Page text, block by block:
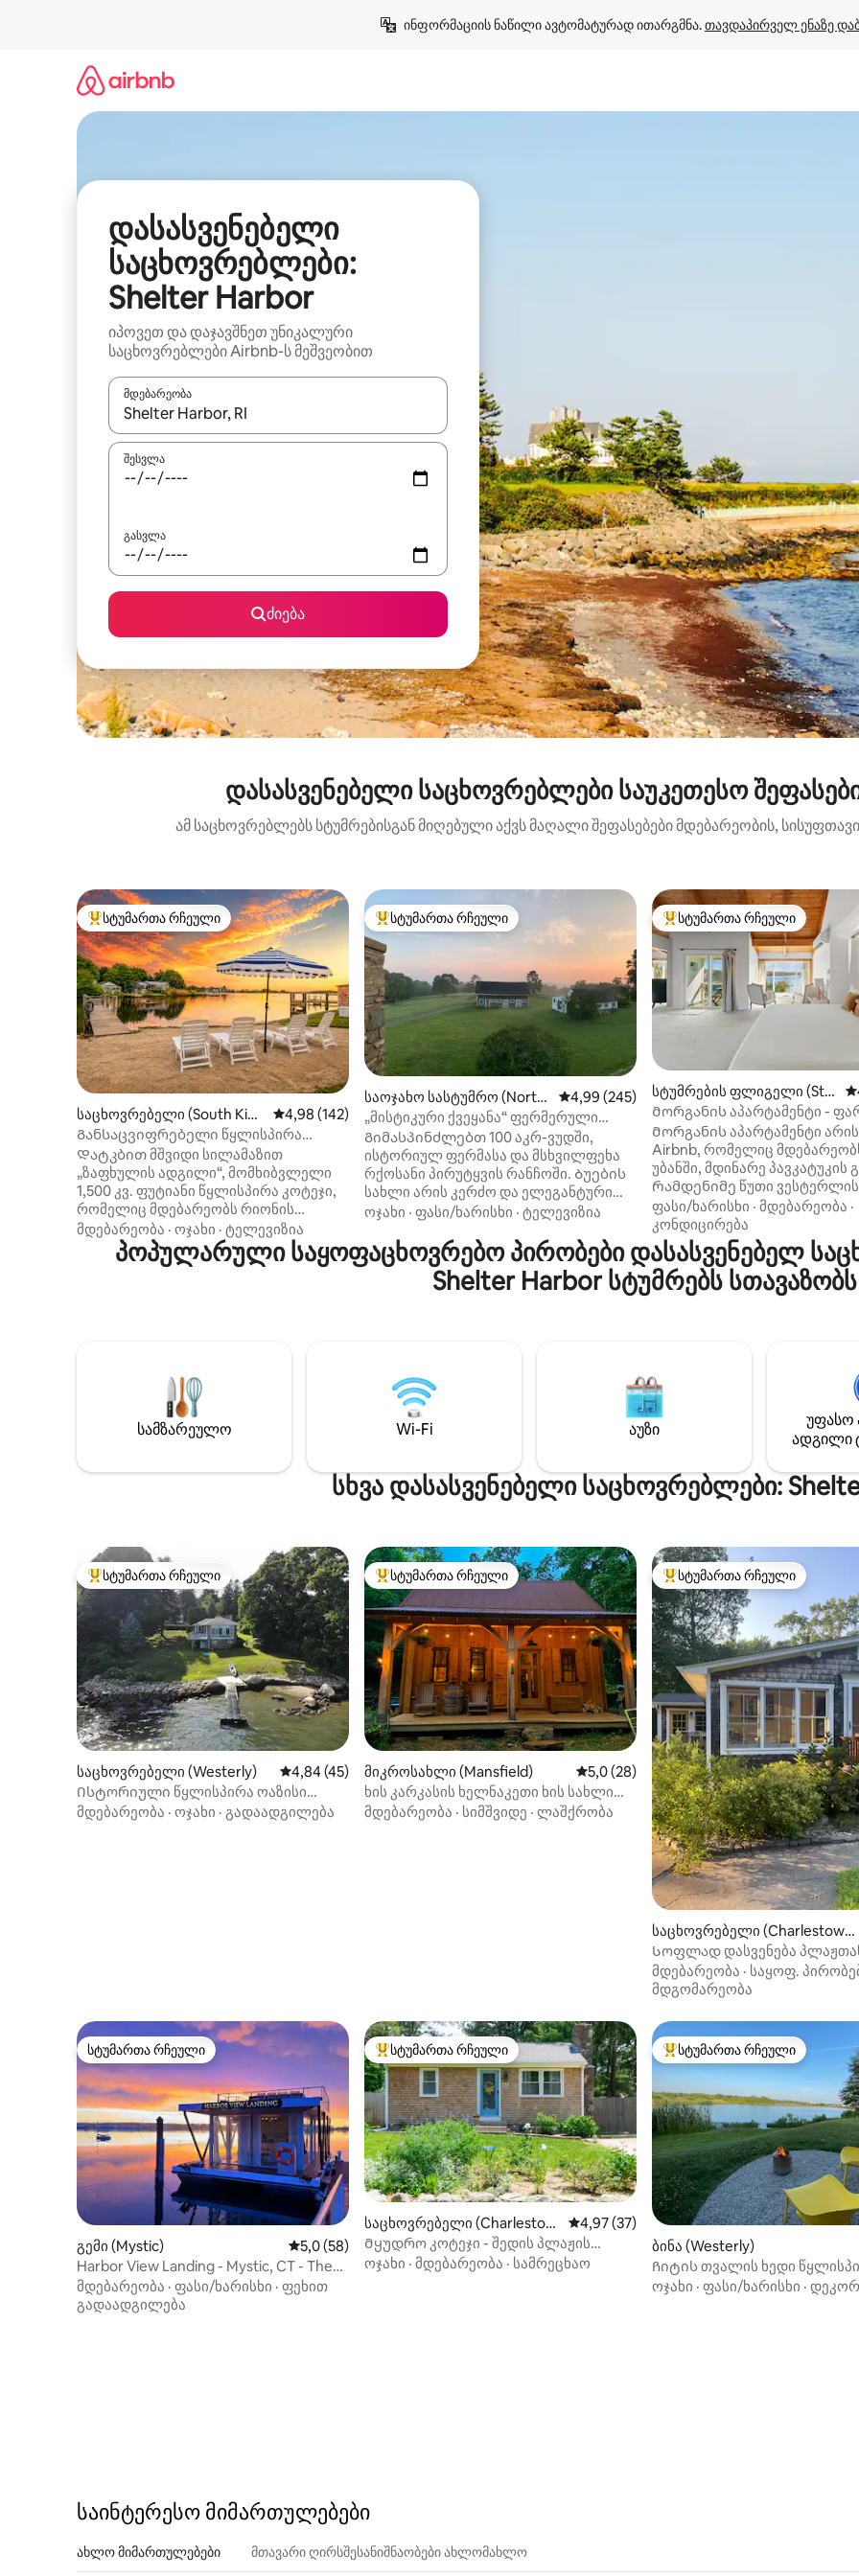
ინფორმაციის ნაწილი ავტომატურად ითარგმნა. თავდაპირველ ენაზე
დასასვენებელი
საცხოვრებლები:
Shelter Harbor
იპოვეთ და დაჯავშნეთ უნიკალური
საცხოვრებლები Airbnb-ს მეშვეობით
მდებარეობა
როცა შედეგები ხელმისაწვდომი გახდება, ნავიგაციისთვის გამოიყენეთ კლავიშები ზემოთ/ქვემოთ მიმართული ისრებით
შესვლა
გასვლა
ძიება
დასასვენებელი საცხოვრებლები საუკეთესო
ამ საცხოვრებლებს სტუმრებისგან მიღებული აქვს მაღალი შეფასებები მდებარეობის,
სტუმართა რჩეული მოწინავე ვარიანტი
სტუმართა რჩეული
საცხოვრებელი (South King
stown)
საშუალო შეფასებაა 5‑დან 4,98, 142 მიმოხილვა
4,98 (142)
Განსაცვიფრებელი წყლისპირა
კოტეჯი დიდი ეზოთი და დოკით!
Დატკბით მშვიდი სილამაზით
„ზაფხულის ადგილი“, მომხიბვლელი
1,500 კვ. ფუტიანი წყლისპირა კოტეჯი,
რომელიც მდებარეობს რიონის
განსაცვიფრებელი სანაპირო
ზოლიდან და ხელუხლებელი
პლაჟებიდან რამდენიმე ნაბიჯში.
თანამედროვე საყოფაცხოვრებო
პირობების იდეალურ ნაზავს,
რომლებიც მდებარეობს ადგილობრივ
მაღაზიებთან, საცხობებთან,
მქონე რესტორნებთან ახლოს. Ეზო და
მდებარეობა · ოჯახი · ტელევიზია
სტუმართა რჩეული მოწინავე ვარიანტი
სტუმართა რჩეული
საოჯახო სასტუმრო (North
Stonington)
საშუალო შეფასებაა 5‑დან 4,99, 245
4,99 (245)
„მისტიკური ქვეყანა“ ფერმერული
საცხოვრებელი 100 ჰექტარ ხეზე
Გიმასპინძლებთ 100 აკრ-ვუდში,
ისტორიულ ფერმასა და მსხვილფეხა
რქოსანი პირუტყვის რანჩოში. Ბუების
სახლი არის კერძო და ელეგანტური
საოჯახო სასტუმრო, რომელიც
გთავაზობთ 180° -იან ხედებს. Ჩვენი
ფერმერული მაღაზია აღჭურვილია
ჩვენი საკუთარი TX Longhorn
ცხოვრებითა და ტყის კერძო
ბილიკებით, ან გაისეირნეთ და
გაისეირნეთ შესანიშნავი
სასადილოებით, ღვინის ქარხნებით,
გარე აქტივობებითა და გართობით.
ოჯახი · ფასი/ხარისხი · ტელევიზია
სტუმართა რჩეული მოწინავე
სტუმართა რჩეული
სტუმრების ფლიგელი (Sto
nington)
Მორგანის აპარტამენტი -
ჰიდრომასაჟიანი აუზი | წყლის
Მორგანის აპარტამენტი
Airbnb, რომელიც
უბანში, მდინარე პავკატუკის
Რამდენიმე წუთი ვესტერლის
ცენტრამდე, მისტიკის
პლაჟებამდე,
ღვინის ქარხნებამდე,
რესტორნებამდე და არა
Airbnb იდეალურია
დასვენებისთვის ან
თქვენთვისაა!
ფართო,
შესანიშნავი
პირობებით. Ახლად
ჰიდრომასაჟიანი აუზი და
ფასი/ხარისხი · მდებარეობა ·
კონდიცირება
პოპულარული საყოფაცხოვრებო პირობები დასასვენებელ
Shelter Harbor სტუმრებს სთავაზობს
სამზარეულო Wi-Fi აუზი
უფასო
ადგილი
სხვა დასასვენებელი საცხოვრებლები:
სტუმართა რჩეული მოწინავე ვარიანტი
სტუმართა რჩეული
საცხოვრებელი (Westerly) საშუალო შეფასებაა 5‑დან 4,84, 45 მიმოხილვა
4,84 (45)
Ისტორიული წყლისპირა ოაზისი
თავშესაფარში ნავსადგურში
მდებარეობა · ოჯახი · გადაადგილება
სტუმართა რჩეული მოწინავე ვარიანტი
სტუმართა რჩეული
მიკროსახლი (Mansfield) საშუალო შეფასებაა 5‑დან 5,0, 28
5,0 (28)
ხის კარკასის ხელნაკეთი ხის სახლი
დასასვენებლად
მდებარეობა · სიმშვიდე · ლაშქრობა
სტუმართა რჩეული მოწინავე
სტუმართა რჩეული
საცხოვრებელი (Charlestow
n)
Სოფლად დასვენება
მდებარეობა · საყოფ.
მდგომარეობა
სტუმართა რჩეული
სტუმართა რჩეული
გემი (Mystic) საშუალო შეფასებაა 5‑დან 5,0, 58 მიმოხილვა
5,0 (58)
Harbor View Landing - Mystic, CT - The
Patriot
მდებარეობა · ფასი/ხარისხი · ფეხით
გადაადგილება
სტუმართა რჩეული მოწინავე ვარიანტი
სტუმართა რჩეული
საცხოვრებელი (Charlestow
n)
საშუალო შეფასებაა 5‑დან 4,97, 37
4,97 (37)
Მყუდრო კოტეჯი - შედის პლაჟის
უღელტეხილი!
ოჯახი · მდებარეობა · სამრეცხაო
სტუმართა რჩეული მოწინავე
სტუმართა რჩეული
ბინა (Westerly)
Ჩიტის თვალის ხედი
განყოფილებაში
ოჯახი · ფასი/ხარისხი ·
საინტერესო მიმართულებები
ახლო მიმართულებები მთავარი ღირსშესანიშნაობები ახლომახლო